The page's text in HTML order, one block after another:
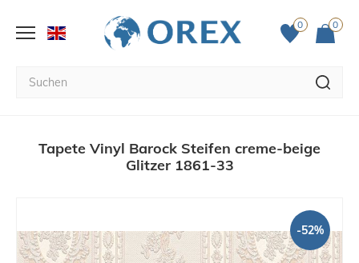
0 0
Tapete Vinyl Barock Steifen creme-beige
Glitzer 1861-33
-52%